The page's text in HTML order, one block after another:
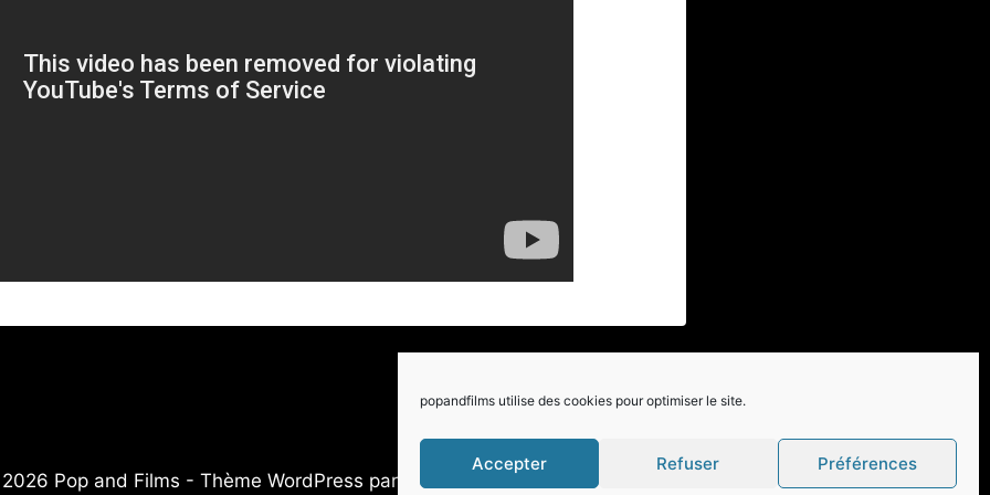
popandfilms utilise des cookies pour optimiser le site.
Accepter Refuser Préférences
Pop and Films - Thème WordPress par Kadence WP